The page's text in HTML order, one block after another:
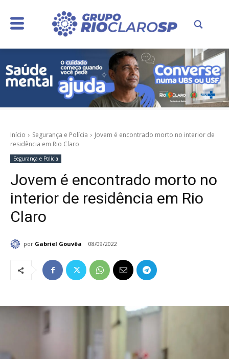
Início Segurança e Polícia
Jovem é encontrado morto no interior de
residência em Rio Claro
Segurança e Polícia
Jovem é encontrado morto no
interior de residência em Rio
Claro
por Gabriel Gouvêa 08/09/2022